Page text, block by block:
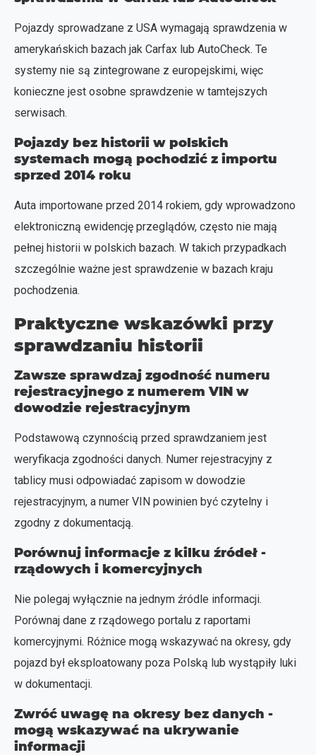
Pojazdy sprowadzane z USA wymagają sprawdzenia w
amerykańskich bazach jak Carfax lub AutoCheck. Te
systemy nie są zintegrowane z europejskimi, więc
konieczne jest osobne sprawdzenie w tamtejszych
serwisach.
Pojazdy bez historii w polskich
systemach mogą pochodzić z importu
sprzed 2014 roku
Auta importowane przed 2014 rokiem, gdy wprowadzono
elektroniczną ewidencję przeglądów, często nie mają
pełnej historii w polskich bazach. W takich przypadkach
szczególnie ważne jest sprawdzenie w bazach kraju
pochodzenia.
Praktyczne wskazówki przy
sprawdzaniu historii
Zawsze sprawdzaj zgodność numeru
rejestracyjnego z numerem VIN w
dowodzie rejestracyjnym
Podstawową czynnością przed sprawdzaniem jest
weryfikacja zgodności danych. Numer rejestracyjny z
tablicy musi odpowiadać zapisom w dowodzie
rejestracyjnym, a numer VIN powinien być czytelny i
zgodny z dokumentacją.
Porównuj informacje z kilku źródeł -
rządowych i komercyjnych
Nie polegaj wyłącznie na jednym źródle informacji.
Porównaj dane z rządowego portalu z raportami
komercyjnymi. Różnice mogą wskazywać na okresy, gdy
pojazd był eksploatowany poza Polską lub wystąpiły luki
w dokumentacji.
Zwróć uwagę na okresy bez danych -
mogą wskazywać na ukrywanie
informacji